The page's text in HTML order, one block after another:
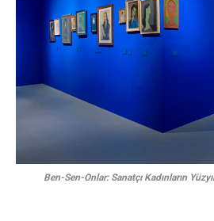
Ben-Sen-Onlar: Sanatçı Kadınların